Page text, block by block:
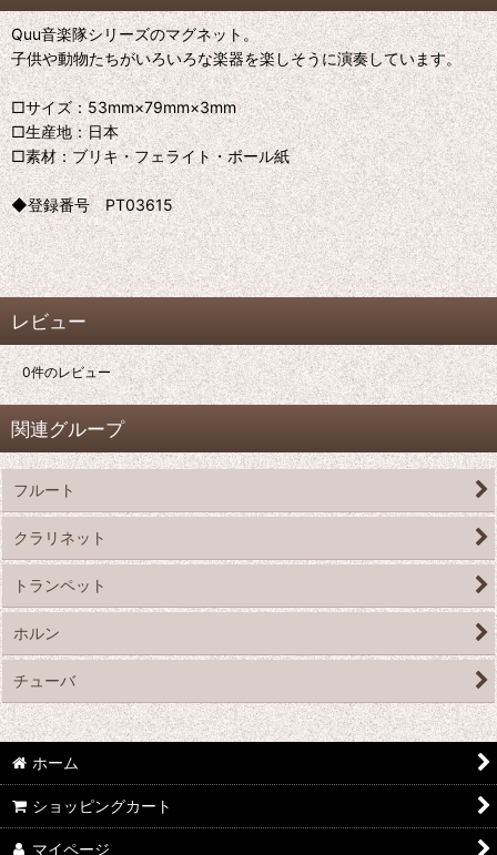
Quu音楽隊シリーズのマグネット。
子供や動物たちがいろいろな楽器を楽しそうに演奏しています。
□サイズ：53mm×79mm×3mm
□生産地：日本
□素材：ブリキ・フェライト・ボール紙
◆登録番号 PT03615
レビュー
0件のレビュー
関連グループ
フルート
クラリネット
トランペット
ホルン
チューバ
ホーム
ショッピングカート
マイページ